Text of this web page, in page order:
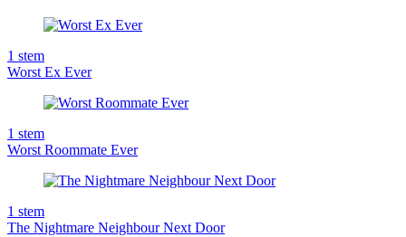
1 stem
Worst Ex Ever
1 stem
Worst Roommate Ever
1 stem
The Nightmare Neighbour Next Door